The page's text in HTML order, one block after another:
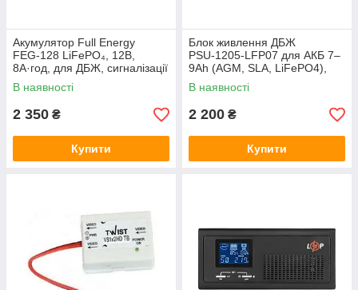
Акумулятор Full Energy
FEG‑128 LiFePO₄, 12В,
8А·год, для ДБЖ, сигналізації
та сонячних систем
В наявності
2 350 ₴
Купити
Блок живлення ДБЖ
PSU‑1205‑LFP07 для АКБ 7–
9Ah (AGM, SLA, LiFePO4),
12V, 5A, 165W
В наявності
2 200 ₴
Купити